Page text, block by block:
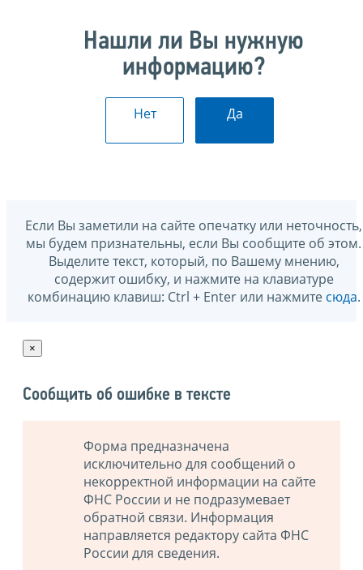
Нашли ли Вы нужную
информацию?
Нет Да
Если Вы заметили на сайте опечатку или неточность,
мы будем признательны, если Вы сообщите об этом.
Выделите текст, который, по Вашему мнению,
содержит ошибку, и нажмите на клавиатуре
комбинацию клавиш: Ctrl + Enter или нажмите сюда.
×
Сообщить об ошибке в тексте
Форма предназначена
исключительно для сообщений о
некорректной информации на сайте
ФНС России и не подразумевает
обратной связи. Информация
направляется редактору сайта ФНС
России для сведения.